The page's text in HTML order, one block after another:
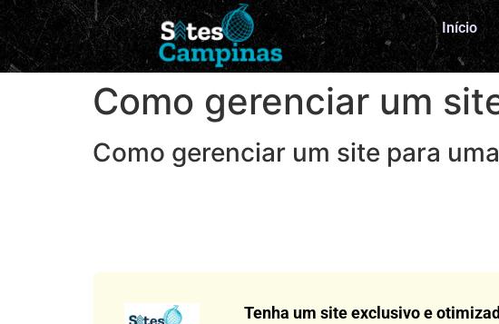
Início
Como gerenciar um
Como gerenciar um site para
Tenha um site exclusivo e